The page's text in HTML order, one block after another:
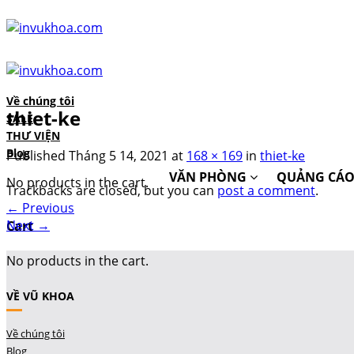
to
Về chúng tôi
SALE
THƯ VIỆN
Blog
No products in the cart. VĂN PHÒNG QUẢNG CÁO
Cart
No products in the cart.
thiet-ke
Published Tháng 5 14, 2021 at 168 × 169 in thiet-ke
Trackbacks are closed, but you can post a comment.
← Previous
Next →
VỀ VŨ KHOA
Về chúng tôi
Blog